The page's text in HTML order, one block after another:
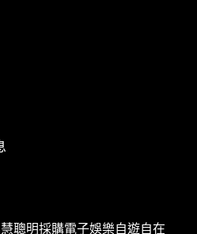
聰明採購電子娛樂自遊自在